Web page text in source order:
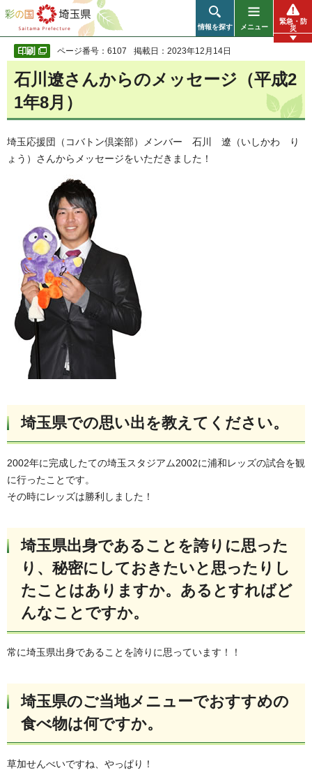
彩の国 埼玉県
情報を探す メニュー
緊急・防
災
ページ番号：6107 掲載日：2023年12月14日
石川遼さんからのメッセージ（平成2
1年8月）
埼玉応援団（コバトン倶楽部）メンバー 石川 遼（いしかわ り
ょう）さんからメッセージをいただきました！
埼玉県での思い出を教えてください。
2002年に完成したての埼玉スタジアム2002に浦和レッズの試合を観
に行ったことです。
その時にレッズは勝利しました！
埼玉県出身であることを誇りに思った
り、秘密にしておきたいと思ったりし
たことはありますか。あるとすればど
んなことですか。
常に埼玉県出身であることを誇りに思っています！！
埼玉県のご当地メニューでおすすめの
食べ物は何ですか。
草加せんべいですね、やっぱり！